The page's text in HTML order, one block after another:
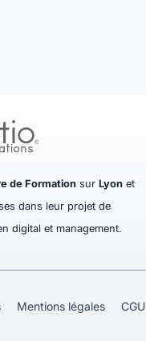
de Formation surLyon et
dans leur projet de
digital et management.
Mentions légales CGU